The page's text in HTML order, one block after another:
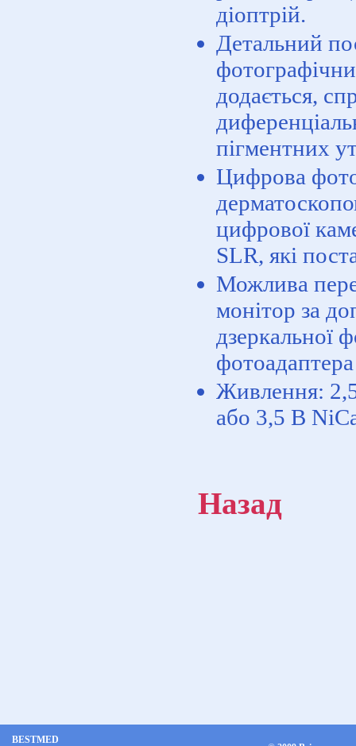
діоптрій.
Детальний
додається,
пігментних
Цифрова
цифрової
SLR, які
Можлива
монітор за
дзеркальної
Живлення:
або 3,5 В
Назад
BESTMED